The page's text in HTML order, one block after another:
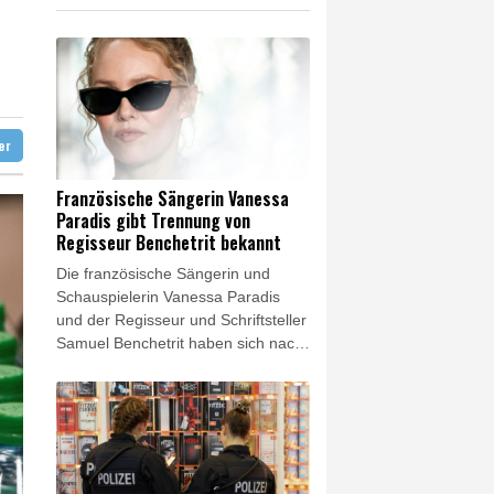
Region Kiew
Französische Sängerin Vanessa
Paradis gibt Trennung von
Regisseur Benchetrit bekannt
Die französische Sängerin und
Schauspielerin Vanessa Paradis
und der Regisseur und Schriftsteller
Samuel Benchetrit haben sich nach
getrennt. Die beiden hätten
"einvernehmlich ihre Trennung
bekannt gegeben", würden sich
aber weiterhin "mit Respekt und
Zuneigung begegnen", teilte